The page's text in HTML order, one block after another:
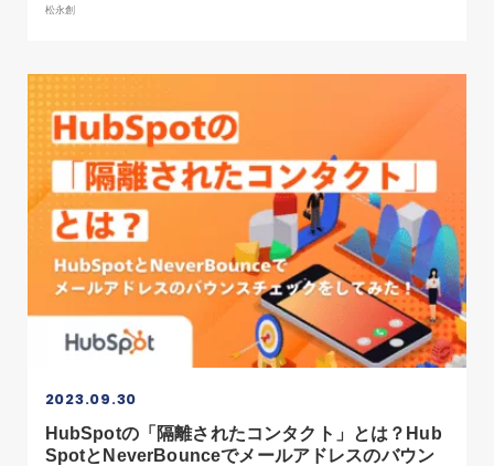
松永創
2023.09.30
HubSpotの「隔離されたコンタクト」とは？Hub
SpotとNeverBounceでメールアドレスのバウン